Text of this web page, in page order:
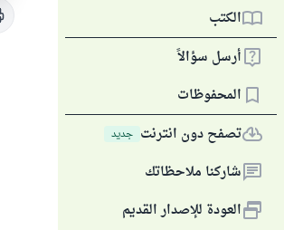
الكتب
أرسل سؤالاً
المحفوظات
تصفح دون انترنت جديد
شاركنا ملاحظاتك
العودة للإصدار القديم